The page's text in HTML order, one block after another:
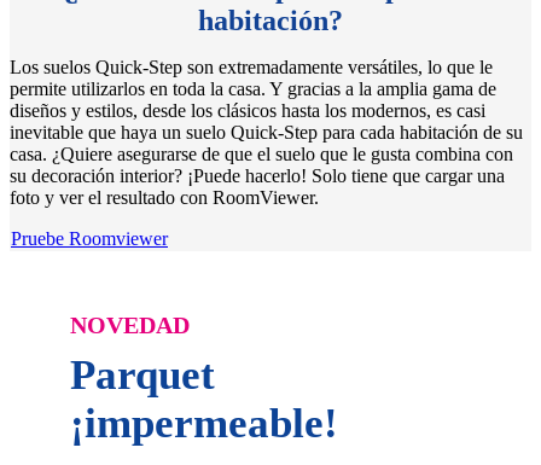
habitación?
Los suelos Quick-Step son extremadamente versátiles, lo que le
permite utilizarlos en toda la casa. Y gracias a la amplia gama de
diseños y estilos, desde los clásicos hasta los modernos, es casi
inevitable que haya un suelo Quick-Step para cada habitación de su
casa. ¿Quiere asegurarse de que el suelo que le gusta combina con
su decoración interior? ¡Puede hacerlo! Solo tiene que cargar una
foto y ver el resultado con RoomViewer.
Pruebe Roomviewer
NOVEDAD
Parquet
¡impermeable!